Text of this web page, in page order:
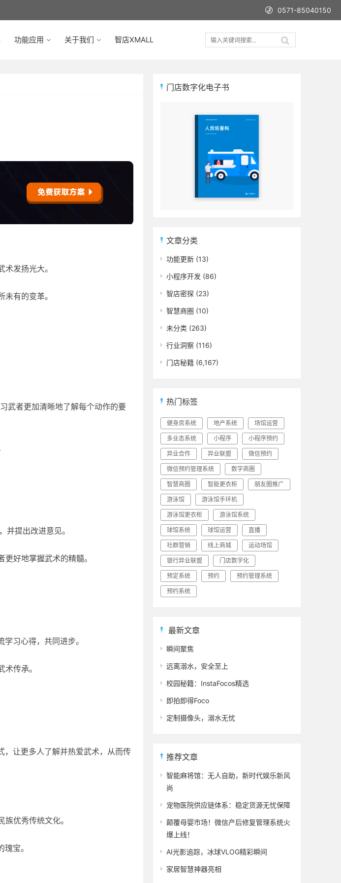
0571-85040150
功能应用 关于我们 智店XMALL
发扬光大。
有的变革。
武者更加清晰地了解每个动作的要
提出改进意见。
好地掌握武术的精髓。
习心得，共同进步。
传承。
，让更多人了解并热爱武术，从而传
优秀传统文化。
宝。
门店数字化电子书
文章分类
功能更新 (13)
小程序开发 (86)
智店密探 (23)
智慧商圈 (10)
未分类 (263)
行业洞察 (116)
门店秘籍 (6,167)
热门标签
健身房系统 地产系统 场馆运营
多业态系统 小程序 小程序预约
异业合作 异业联盟 微信预约
微信预约管理系统 数字商圈
智慧商圈 智能更衣柜 朋友圈推广
游泳馆 游泳馆手环机
游泳馆更衣柜 游泳馆系统
球馆系统 球馆运营 直播
社群营销 线上商城 运动场馆
银行异业联盟 门店数字化
预定系统 预约 预约管理系统
预约系统
最新文章
瞬间聚焦
远离溺水，安全至上
校园秘籍：InstaFocos精选
即拍即得Foco
定制摄像头，溺水无忧
推荐文章
智能麻将馆：无人自助，新时代娱乐新风
尚
宠物医院供应链体系：稳定货源无忧保障
颠覆母婴市场！微信产后修复管理系统火
爆上线！
AI光影追踪，冰球VLOG精彩瞬间
家居智慧神器亮相